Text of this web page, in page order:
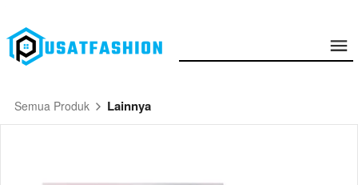
Semua Produk Lainnya